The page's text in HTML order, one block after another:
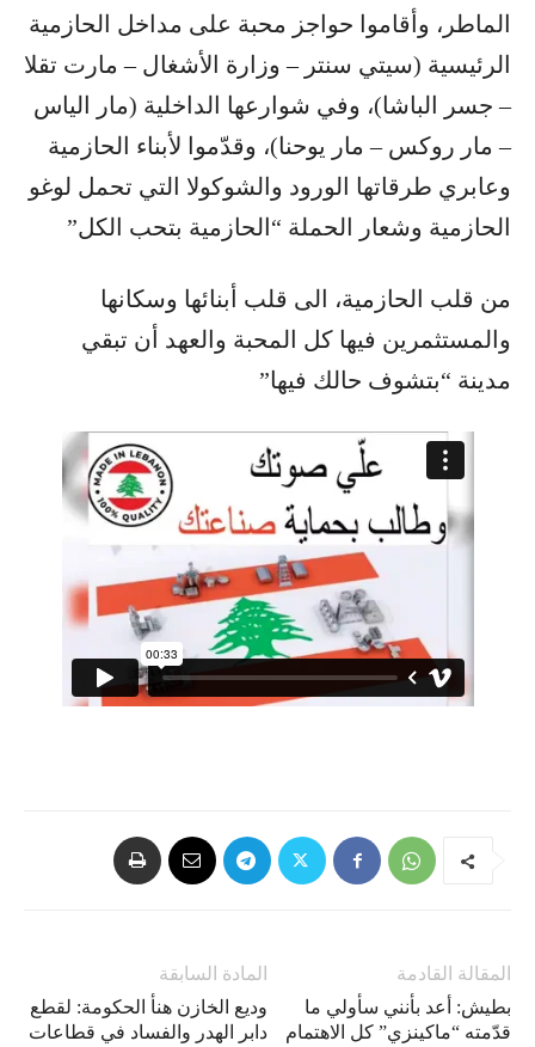
الماطر، وأقاموا حواجز محبة على مداخل الحازمية
الرئيسية (سيتي سنتر – وزارة الأشغال – مارت تقلا
– جسر الباشا)، وفي شوارعها الداخلية (مار الياس
– مار روكس – مار يوحنا)، وقدّموا لأبناء الحازمية
وعابري طرقاتها الورود والشوكولا التي تحمل لوغو
الحازمية وشعار الحملة “الحازمية بتحب الكل”
من قلب الحازمية، الى قلب أبنائها وسكانها
والمستثمرين فيها كل المحبة والعهد أن تبقي
مدينة “بتشوف حالك فيها”
المادة السابقة
وديع الخازن هنأ الحكومة: لقطع
دابر الهدر والفساد في قطاعات
المقالة القادمة
بطيش: أعد بأنني سأولي ما
قدّمته “ماكينزي” كل الاهتمام